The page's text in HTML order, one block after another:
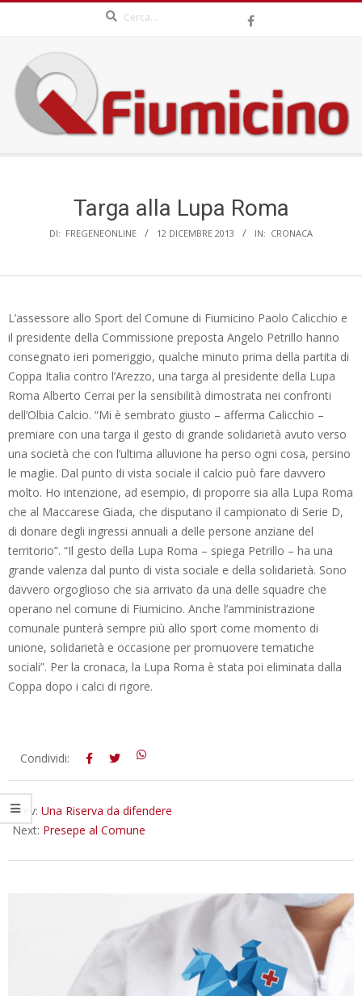
content
QFIUMICINO.COM
Targa alla Lupa Roma
DI: FREGENEONLINE 12 DICEMBRE 2013 IN: CRONACA
L’assessore allo Sport del Comune di Fiumicino Paolo Calicchio e
il presidente della Commissione preposta Angelo Petrillo hanno
consegnato ieri pomeriggio, qualche minuto prima della partita di
Coppa Italia contro l’Arezzo, una targa al presidente della Lupa
Roma Alberto Cerrai per la sensibilità dimostrata nei confronti
dell’Olbia Calcio. “Mi è sembrato giusto – afferma Calicchio –
premiare con una targa il gesto di grande solidarietà avuto verso
una società che con l’ultima alluvione ha perso ogni cosa, persino
le maglie. Dal punto di vista sociale il calcio può fare davvero
molto. Ho intenzione, ad esempio, di proporre sia alla Lupa Roma
che al Maccarese Giada, che disputano il campionato di Serie D,
di donare degli ingressi annuali a delle persone anziane del
territorio”. “Il gesto della Lupa Roma – spiega Petrillo – ha una
grande valenza dal punto di vista sociale e della solidarietà. Sono
davvero orgoglioso che sia arrivato da una delle squadre che
operano nel comune di Fiumicino. Anche l’amministrazione
comunale punterà sempre più allo sport come momento di
unione, solidarietà e occasione per promuovere tematiche
sociali”. Per la cronaca, la Lupa Roma è stata poi eliminata dalla
Coppa dopo i calci di rigore.
2013-
12
Condividi:
Prev: Una Riserva da difendere
Next: Presepe al Comune